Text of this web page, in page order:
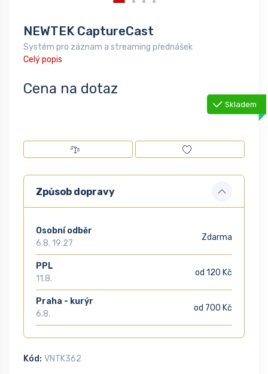
NEWTEK CaptureCast
Systém pro záznam a streaming přednášek
Celý popis
Cena na dotaz
Skladem
Způsob dopravy
Osobní odběr
6.8. 19:27
Zdarma
PPL
11.8.
od 120 Kč
Praha - kurýr
6.8.
od 700 Kč
Kód: VNTK362